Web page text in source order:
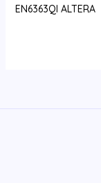
EN6363QI ALTERA